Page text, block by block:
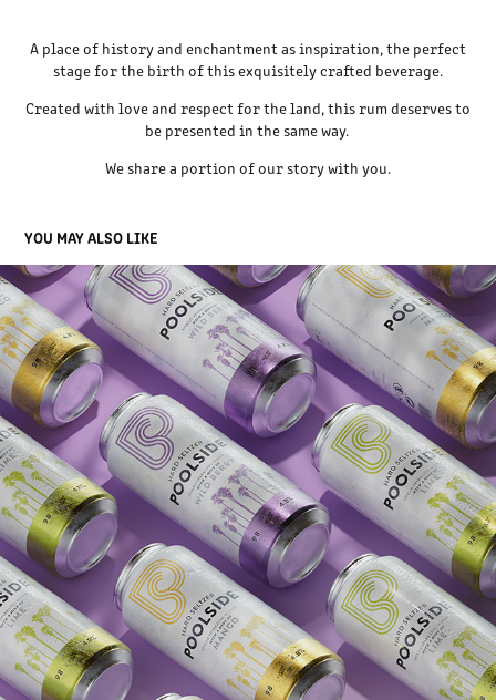
A place of history and enchantment as inspiration, the perfect
stage for the birth of this exquisitely crafted beverage.
Created with love and respect for the land, this rum deserves to
be presented in the same way.
We share a portion of our story with you.
YOU MAY ALSO LIKE
POOLSIDE HARD SELTZER | CGI
2026